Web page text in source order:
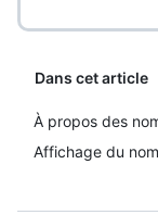
Dans cet article
À propos des
Affichage du